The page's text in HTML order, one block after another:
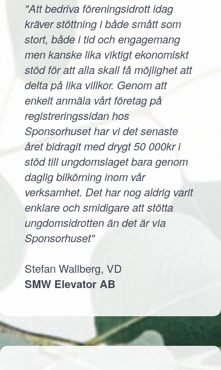
"Att bedriva föreningsidrott idag
kräver stöttning i både smått som
stort, både i tid och engagemang
men kanske lika viktigt ekonomiskt
stöd för att alla skall få möjlighet att
delta på lika villkor. Genom att
enkelt anmäla vårt företag på
registreringssidan hos
Sponsorhuset har vi det senaste
året bidragit med drygt 50 000kr i
stöd till ungdomslaget bara genom
daglig bilkörning inom vår
verksamhet. Det har nog aldrig varit
enklare och smidigare att stötta
ungdomsidrotten än det är via
Sponsorhuset"
Stefan Wallberg, VD
SMW Elevator AB